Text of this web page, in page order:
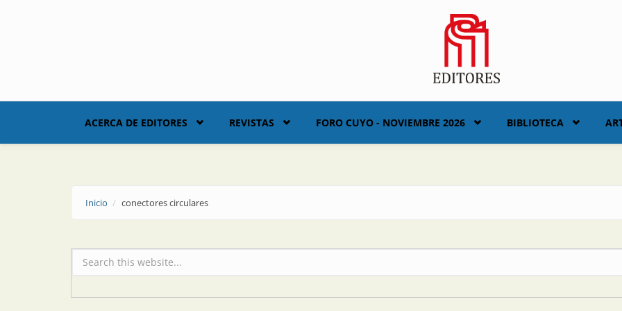
ACERCA DE EDITORES REVISTAS FORO CUYO - NOVIEMBRE 2026 BIBLIOTECA
Inicio conectores circulares
Formulario de búsqueda